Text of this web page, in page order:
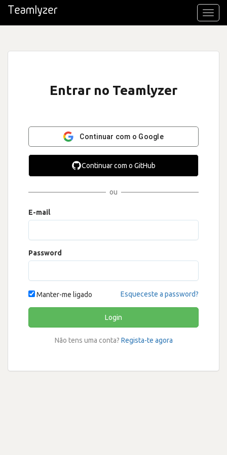
Entrar no Teamlyzer
Continuar com o Google
Continuar com o GitHub
ou
E-mail
Password
Manter-me ligado Esqueceste a password?
Login
Não tens uma conta? Regista-te agora